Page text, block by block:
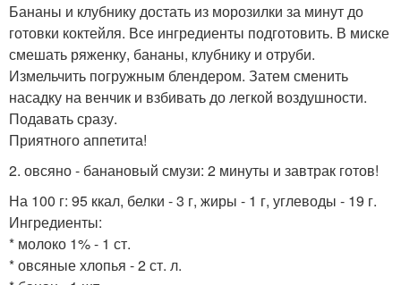
Бананы и клубнику достать из морозилки за минут до
готовки коктейля. Все ингредиенты подготовить. В миске
смешать ряженку, бананы, клубнику и отруби.
Измельчить погружным блендером. Затем сменить
насадку на венчик и взбивать до легкой воздушности.
Подавать сразу.
Приятного аппетита!
2. овсяно - банановый смузи: 2 минуты и завтрак готов!
На 100 г: 95 ккал, белки - 3 г, жиры - 1 г, углеводы - 19 г.
Ингредиенты:
* молоко 1% - 1 ст.
* овсяные хлопья - 2 ст. л.